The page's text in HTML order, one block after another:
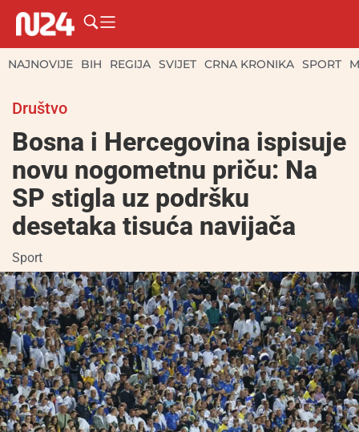
NAJNOVIJE BIH REGIJA SVIJET CRNA KRONIKA SPORT
Društvo
Bosna i Hercegovina ispisuje
novu nogometnu priču: Na
SP stigla uz podršku
desetaka tisuća navijača
Sport